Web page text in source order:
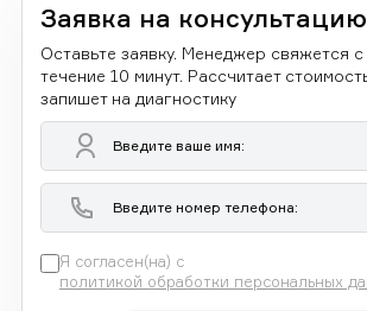
Заявка на консультацию
Оставьте заявку. Менеджер свяжется
течение 10 минут. Рассчитает
запишет на диагностику
Я согласен(на) с
политикой обработки персональных